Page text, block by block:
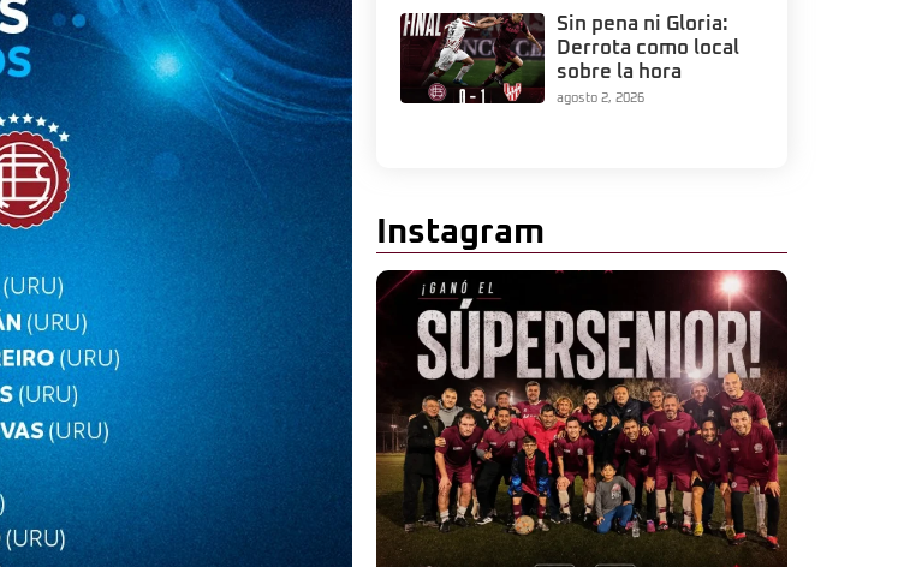
Sin pena ni Gloria:
Derrota como local
sobre la hora
agosto 2, 2026
Instagram